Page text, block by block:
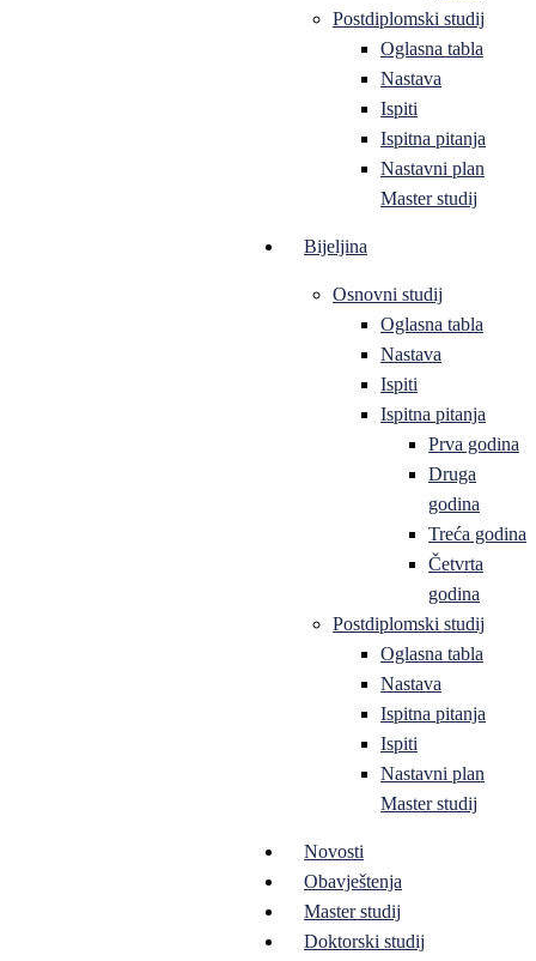
Postdiplomski studij
Oglasna tabla
Nastava
Ispiti
Ispitna pitanja
Nastavni plan
Master studij
Bijeljina
Osnovni studij
Oglasna tabla
Nastava
Ispiti
Ispitna pitanja
Prva godina
Druga
godina
Treća godina
Četvrta
godina
Postdiplomski studij
Oglasna tabla
Nastava
Ispitna pitanja
Ispiti
Nastavni plan
Master studij
Novosti
Obavještenja
Master studij
Doktorski studij